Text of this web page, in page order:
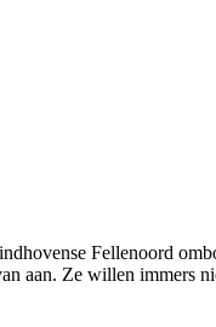
Fellenoord
aan. Ze willen immers